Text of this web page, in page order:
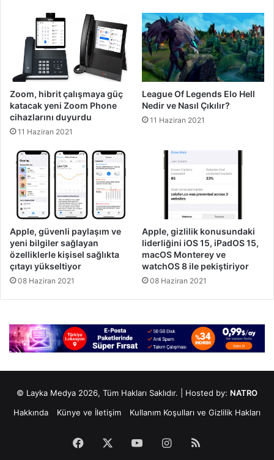
Zoom, hibrit çalışmaya güç
katacak yeni Zoom Phone
cihazlarını duyurdu
11 Haziran 2021
League Of Legends Elo Hell
Nedir ve Nasıl Çıkılır?
11 Haziran 2021
Apple, güvenli paylaşım ve
yeni bilgiler sağlayan
özelliklerle kişisel sağlıkta
çıtayı yükseltiyor
08 Haziran 2021
Apple, gizlilik konusundaki
liderliğini iOS 15, iPadOS 15,
macOS Monterey ve
watchOS 8 ile pekiştiriyor
08 Haziran 2021
© Layka Medya 2026, Tüm Hakları Saklıdır. | Hosted by: NATRO
Hakkında
Künye ve İletişim Kullanım Koşulları ve Gizlilik Hakları
Facebook YouTubeInstagram
RSS